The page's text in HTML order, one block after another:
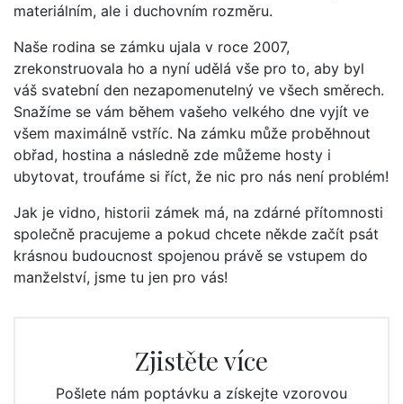
materiálním, ale i duchovním rozměru.
Naše rodina se zámku ujala v roce 2007,
zrekonstruovala ho a nyní udělá vše pro to, aby byl
váš svatební den nezapomenutelný ve všech směrech.
Snažíme se vám během vašeho velkého dne vyjít ve
všem maximálně vstříc. Na zámku může proběhnout
obřad, hostina a následně zde můžeme hosty i
ubytovat, troufáme si říct, že nic pro nás není problém!
Jak je vidno, historii zámek má, na zdárné přítomnosti
společně pracujeme a pokud chcete někde začít psát
krásnou budoucnost spojenou právě se vstupem do
manželství, jsme tu jen pro vás!
Zjistěte více
Pošlete nám poptávku a získejte vzorovou